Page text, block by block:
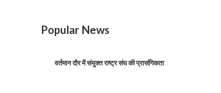
Popular News
वर्तमान दौर में संयुक्त राष्ट्र संघ की प्रासंगिकता